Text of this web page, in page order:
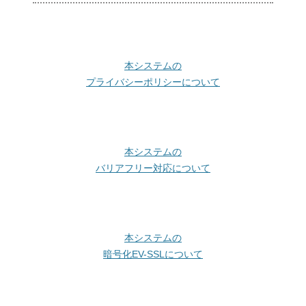
本システムの
プライバシーポリシーについて
本システムの
バリアフリー対応について
本システムの
暗号化EV-SSLについて